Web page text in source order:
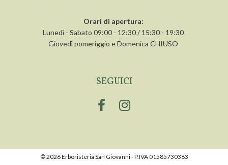
Orari di apertura:
Lunedì - Sabato 09:00 - 12:30 / 15:30 - 19:30
Giovedì pomeriggio e Domenica CHIUSO
SEGUICI
© 2026 Erboristeria San Giovanni - P.IVA 01585730383